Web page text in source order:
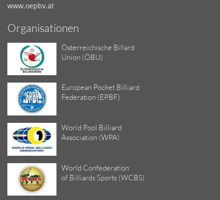
www.oepbv.at
Organisationen
Österreichische Billard
Union (ÖBU)
European Pocket Billiard
Federation (EPBF)
World Pool Billiard
Association (WPA)
World Confederation
of Billiards Sports (WCBS)